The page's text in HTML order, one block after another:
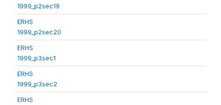
1999_p2sec19
ERHS
1999_p2sec20
ERHS
1999_p3sec1
ERHS
1999_p3sec2
ERHS